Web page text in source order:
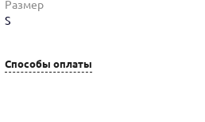
Размер
S
Способы оплаты